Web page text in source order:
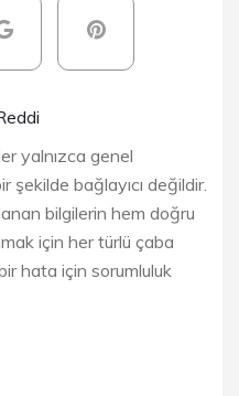
yalnızca genel
şekilde bağlayıcı değildir.
bilgilerin hem doğru
için her türlü çaba
hata için sorumluluk